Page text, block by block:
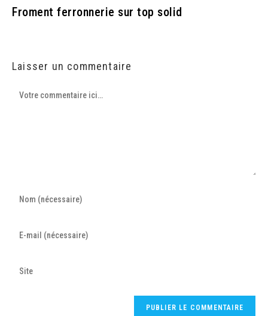
Froment ferronnerie sur top solid
Laisser un commentaire